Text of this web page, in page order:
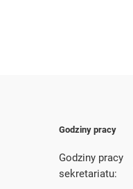
Godziny pracy
Godziny pracy
sekretariatu: